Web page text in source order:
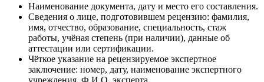
Наименование документа, дату и место его составления.
Сведения о лице, подготовившем рецензию: фамилия,
имя, отчество, образование, специальность, стаж
работы, учёная степень (при наличии), данные об
аттестации или сертификации.
Чёткое указание на рецензируемое экспертное
заключение: номер, дату, наименование экспертного
учреждения, Ф.И.О. эксперта.